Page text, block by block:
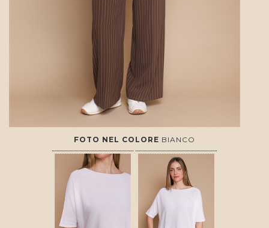
FOTO NEL COLORE BIANCO